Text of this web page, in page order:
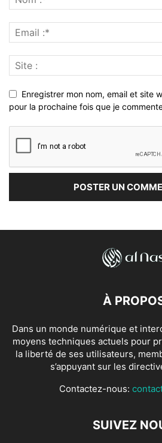
Enregistrer mon nom, email et site
pour la prochaine fois que je
À
Dans un monde numérique et
moyens techniques actuels pour
la liberté de ses utilisateurs,
s’appuyant sur les
Contactez-nous:
SUIVEZ